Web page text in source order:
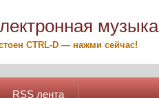
музыка
CTRL-D — нажми сейчас!
RSS лента